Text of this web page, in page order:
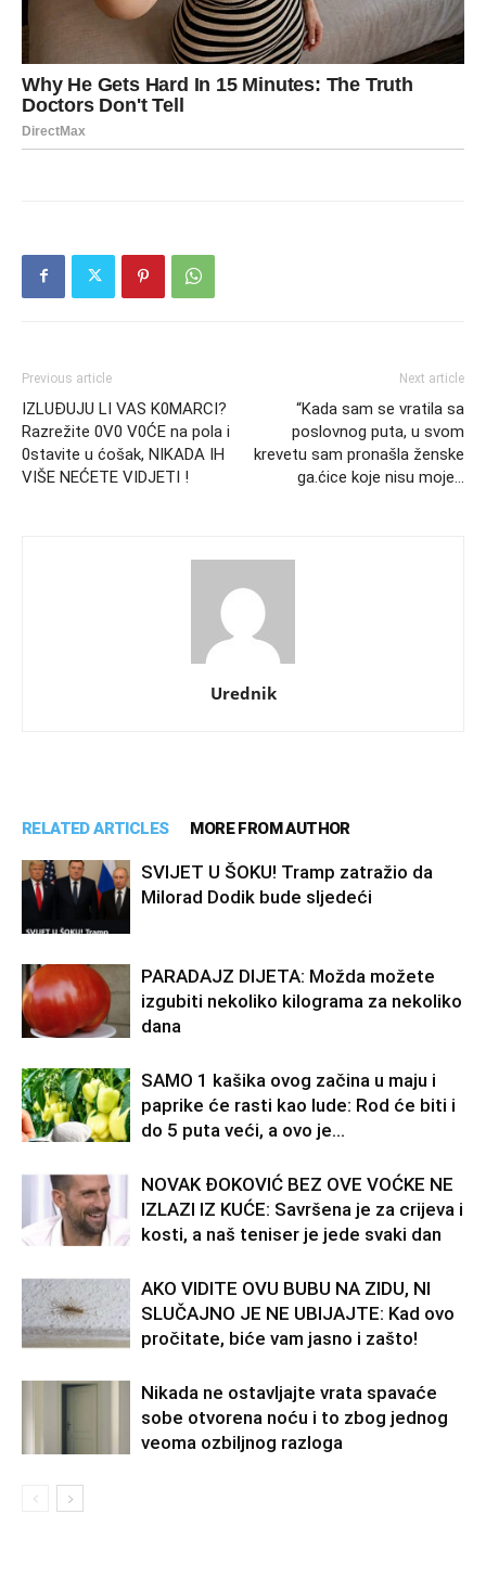
Previous article
IZLUĐUJU LI VAS K0MARCI?
Razrežite 0V0 V0ĆE na pola i
0stavite u ćošak, NIKADA IH
VIŠE NEĆETE VIDJETI !
Next article
“Kada sam se vratila sa
poslovnog puta, u svom
krevetu sam pronašla ženske
ga.ćice koje nisu moje…
Urednik
RELATED ARTICLES MORE FROM AUTHOR
SVIJET U ŠOKU! Tramp zatražio da
Milorad Dodik bude sljedeći
PARADAJZ DIJETA: Možda možete
izgubiti nekoliko kilograma za nekoliko
dana
SAMO 1 kašika ovog začina u maju i
paprike će rasti kao lude: Rod će biti i
do 5 puta veći, a ovo je...
NOVAK ĐOKOVIĆ BEZ OVE VOĆKE NE
IZLAZI IZ KUĆE: Savršena je za crijeva i
kosti, a naš teniser je jede svaki dan
AKO VIDITE OVU BUBU NA ZIDU, NI
SLUČAJNO JE NE UBIJAJTE: Kad ovo
pročitate, biće vam jasno i zašto!
Nikada ne ostavljajte vrata spavaće
sobe otvorena noću i to zbog jednog
veoma ozbiljnog razloga